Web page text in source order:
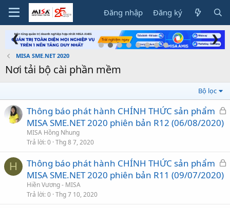
Đăng nhập Đăng ký
❮ ❯
MISA SME.NET 2020
Nơi tải bộ cài phần mềm
Bộ lọc
a
Thông báo phát hành CHÍNH THỨC sản phẩm
MISA SME.NET 2020 phiên bản R12 (06/08/2020)
MISA Hồng Nhung
Trả lời 0 Thg 8 7, 2020
H
Thông báo phát hành CHÍNH THỨC sản phẩm
MISA SME.NET 2020 phiên bản R11 (09/07/2020)
Hiền Vương - MISA
Trả lời 0 Thg 7 10, 2020